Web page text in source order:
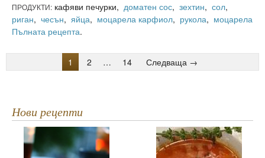
ПРОДУКТИ: кафяви печурки, доматен сос, зехтин, сол,
риган, чесън, яйца, моцарела карфиол, рукола, моцарела
Пълната рецепта.
1 2 … 14 Следваща →
Нови рецепти